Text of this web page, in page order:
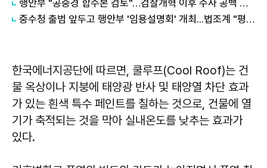
행안부 "공중경 합수본 검토"…검찰개혁 이후 수사 공백 대응 나서
중수청 출범 앞두고 행안부 '임용설명회' 개최...법조계 "평검사들 전혀 관심 없어"
한국에너지공단에 따르면, 쿨루프(Cool Roof)는 건
물 옥상이나 지붕에 태양광 반사 및 태양열 차단 효과
가 있는 흰색 특수 페인트를 칠하는 것으로, 건물에 열
기가 축적되는 것을 막아 실내온도를 낮추는 효과가
있다.